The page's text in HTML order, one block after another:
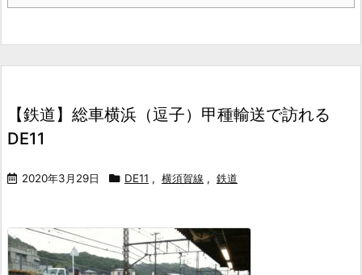
【鉄道】総車横浜（逗子）甲種輸送で訪れる
DE11
2020年3月29日 DE11 , 横須賀線 , 鉄道